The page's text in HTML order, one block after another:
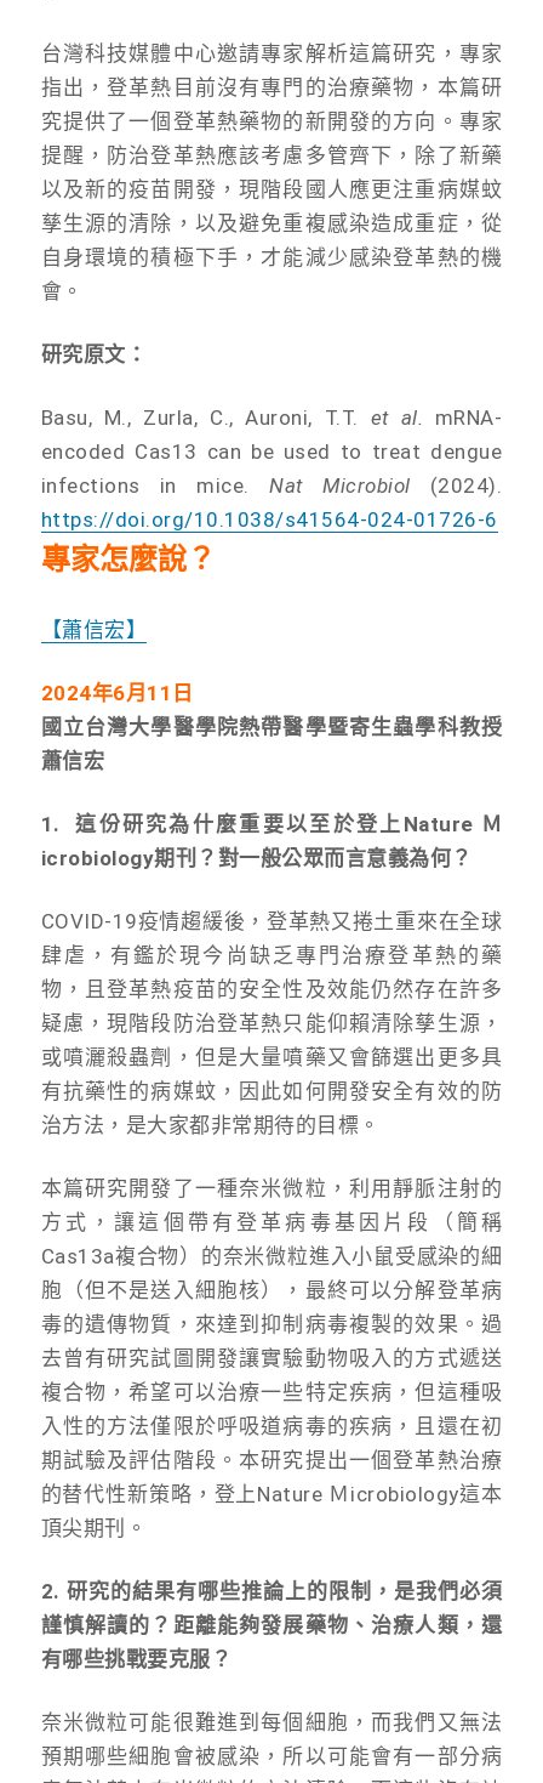
台灣科技媒體中心邀請專家解析這篇研究，專家
指出，登革熱目前沒有專門的治療藥物，本篇研
究提供了一個登革熱藥物的新開發的方向。專家
提醒，防治登革熱應該考慮多管齊下，除了新藥
以及新的疫苗開發，現階段國人應更注重病媒蚊
孳生源的清除，以及避免重複感染造成重症，從
自身環境的積極下手，才能減少感染登革熱的機
會。
研究原文：
Basu, M., Zurla, C., Auroni, T.T. et al.
mRNA-
encoded Cas13 can be used to treat dengue
infections in mice.Nat Microbiol (2024).
https://doi.org/10.1038/s41564-024-01726-6
專家怎麼說？
【蕭信宏】
2024年6月11日
國立台灣大學醫學院熱帶醫學暨寄生蟲學科教授
蕭信宏
1. 這份研究為什麼重要以至於登上Nature Ｍ
icrobiology期刊？對一般公眾而言意義為何？
COVID-19疫情趨緩後，登革熱又捲土重來在全球
肆虐，有鑑於現今尚缺乏專門治療登革熱的藥
物，且登革熱疫苗的安全性及效能仍然存在許多
疑慮，現階段防治登革熱只能仰賴清除孳生源，
或噴灑殺蟲劑，但是大量噴藥又會篩選出更多具
有抗藥性的病媒蚊，因此如何開發安全有效的防
治方法，是大家都非常期待的目標。
本篇研究開發了一種奈米微粒，利用靜脈注射的
方式，讓這個帶有登革病毒基因片段（簡稱
Cas13a複合物）的奈米微粒進入小鼠受感染的細
胞（但不是送入細胞核），最終可以分解登革病
毒的遺傳物質，來達到抑制病毒複製的效果。過
去曾有研究試圖開發讓實驗動物吸入的方式遞送
複合物，希望可以治療一些特定疾病，但這種吸
入性的方法僅限於呼吸道病毒的疾病，且還在初
期試驗及評估階段。本研究提出一個登革熱治療
的替代性新策略，登上Nature Ｍicrobiology這本
頂尖期刊。
2. 研究的結果有哪些推論上的限制，是我們必須
謹慎解讀的？距離能夠發展藥物、治療人類，還
有哪些挑戰要克服？
奈米微粒可能很難進到每個細胞，而我們又無法
預期哪些細胞會被感染，所以可能會有一部分病